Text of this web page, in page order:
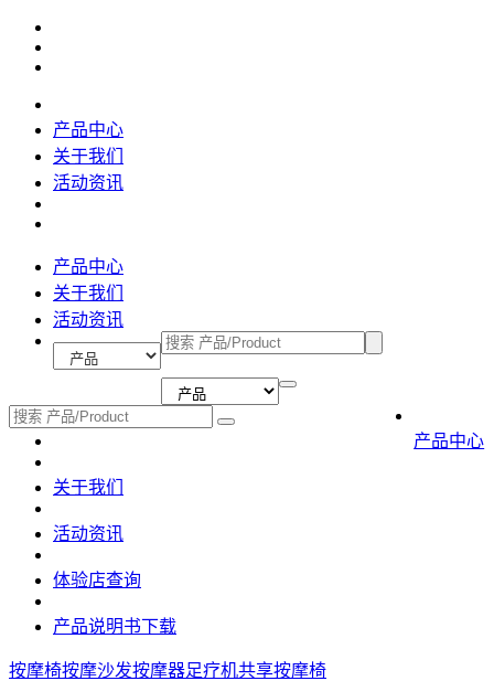
产品中心
关于我们
活动资讯
产品中心
关于我们
活动资讯
产品中心
关于我们
活动资讯
体验店查询
产品说明书下载
按摩椅按摩沙发按摩器足疗机共享按摩椅